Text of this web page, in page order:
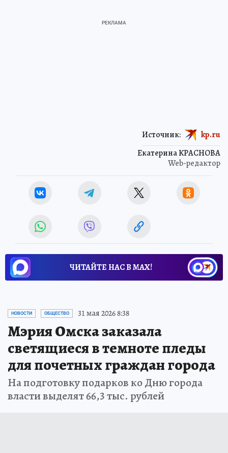
Екатерина КРАСНОВА
Web-редактор
Источник: kp.ru
ЧИТАЙТЕ НАС В МАХ!
НОВОСТИ ОБЩЕСТВО 31 мая 2026 8:38
Мэрия Омска заказала
светящиеся в темноте пледы
для почетных граждан города
На подготовку подарков ко Дню города
власти выделят 66,3 тыс. рублей